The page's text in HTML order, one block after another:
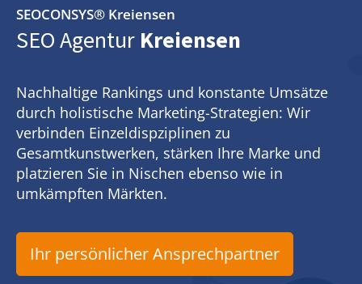
SEOCONSYS® Kreiensen
SEO Agentur Kreiensen
Nachhaltige Rankings und konstante Umsätze
durch holistische Marketing-Strategien: Wir
verbinden Einzeldispziplinen zu
Gesamtkunstwerken, stärken Ihre Marke und
platzieren Sie in Nischen ebenso wie in
umkämpften Märkten.
Ihr persönlicher Ansprechpartner